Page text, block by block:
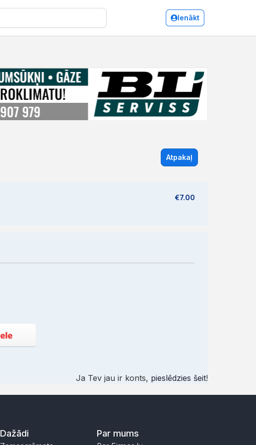
Ienākt
Atpakaļ
€7.00
Ja Tev jau ir konts, pieslēdzies šeit!
Dažādi Par mums